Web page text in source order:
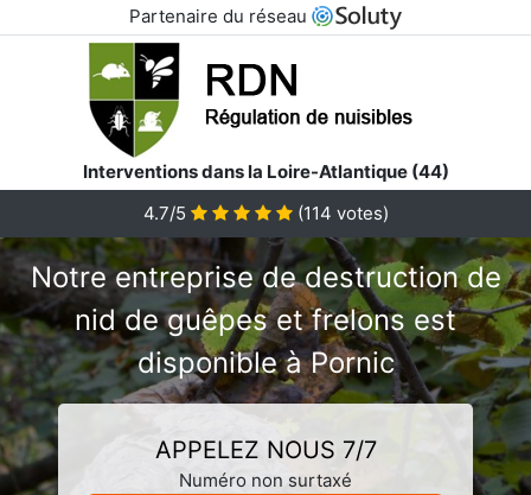
Partenaire du réseau
Interventions dans la Loire-Atlantique (44)
4.7/5
(114 votes)
Notre entreprise de destruction de
nid de guêpes et frelons est
disponible à Pornic
APPELEZ NOUS 7/7
Numéro non surtaxé